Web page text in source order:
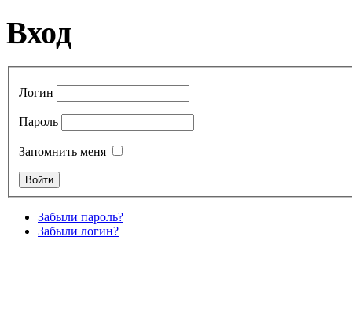
Вход
Логин
Пароль
Запомнить меня
Забыли пароль?
Забыли логин?